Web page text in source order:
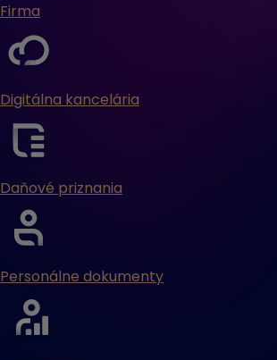
Firma
Digitálna kancelária
Daňové priznania
Personálne dokumenty